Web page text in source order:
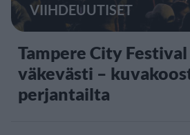
VIIHDEUUTISET
Tampere City
väkevästi –
perjantailta